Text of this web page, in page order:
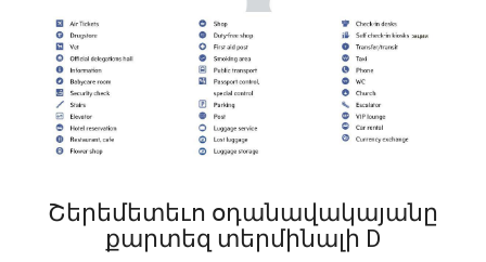
Շերեմետեւո օդանավակայանը
քարտեզ տերմինալի D